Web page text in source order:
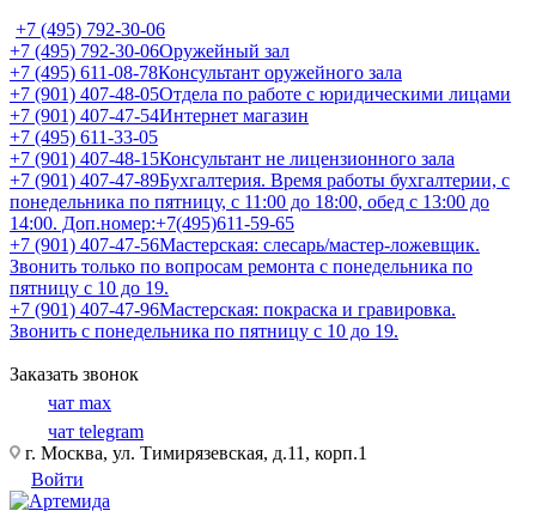
+7 (495) 792-30-06
+7 (495) 792-30-06Оружейный зал
+7 (495) 611-08-78Консультант оружейного зала
+7 (901) 407-48-05Отдела по работе с юридическими лицами
+7 (901) 407-47-54Интернет магазин
+7 (495) 611-33-05
+7 (901) 407-48-15Консультант не лицензионного зала
+7 (901) 407-47-89Бухгалтерия. Время работы бухгалтерии, с
понедельника по пятницу, с 11:00 до 18:00, обед с 13:00 до
14:00. Доп.номер:+7(495)611-59-65
+7 (901) 407-47-56Мастерская: слесарь/мастер-ложевщик.
Звонить только по вопросам ремонта с понедельника по
пятницу с 10 до 19.
+7 (901) 407-47-96Мастерская: покраска и гравировка.
Звонить с понедельника по пятницу с 10 до 19.
Заказать звонок
чат max
чат telegram
г. Москва, ул. Тимирязевская, д.11, корп.1
Войти